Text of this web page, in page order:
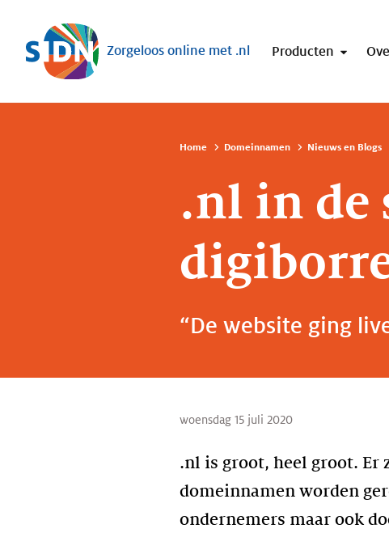
Sla navigatie over
Zorgeloos online met .nl Producten
Home Domeinnamen Nieuws en Blogs
.nl in de
“De website ging
woensdag 15 juli 2020
.nl is groot, heel groot. Er
domeinnamen worden
ondernemers maar ook